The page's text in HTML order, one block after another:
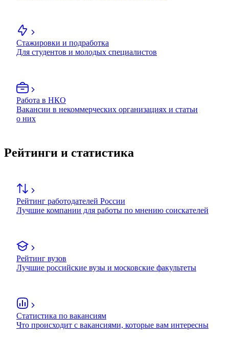
Стажировки и подработка
Для студентов и молодых специалистов
Работа в НКО
Вакансии в некоммерческих организациях и статьи
о них
Рейтинги и статистика
Рейтинг работодателей России
Лучшие компании для работы по мнению соискателей
Рейтинг вузов
Лучшие российские вузы и московские факультеты
Статистика по вакансиям
Что происходит с вакансиями, которые вам интересны